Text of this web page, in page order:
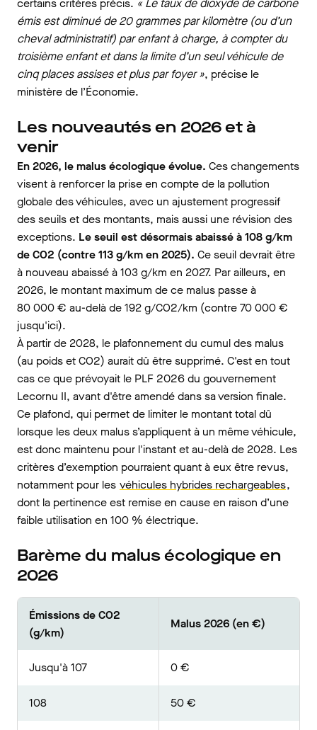
certains critères précis. « Le taux de dioxyde de carbone
émis est diminué de 20 grammes par kilomètre (ou d’un
cheval administratif) par enfant à charge, à compter du
troisième enfant et dans la limite d’un seul véhicule de
cinq places assises et plus par foyer », précise le
ministère de l’Économie.
Les nouveautés en 2026 et à
venir
En 2026, le malus écologique évolue. Ces changements
visent à renforcer la prise en compte de la pollution
globale des véhicules, avec un ajustement progressif
des seuils et des montants, mais aussi une révision des
exceptions. Le seuil est désormais abaissé à 108 g/km
de CO2 (contre 113 g/km en 2025). Ce seuil devrait être
à nouveau abaissé à 103 g/km en 2027. Par ailleurs, en
2026, le montant maximum de ce malus passe à
80 000 € au-delà de 192 g/CO2/km (contre 70 000 €
jusqu'ici).
À partir de 2028, le plafonnement du cumul des malus
(au poids et CO2) aurait dû être supprimé. C'est en tout
cas ce que prévoyait le PLF 2026 du gouvernement
Lecornu II, avant d'être amendé dans sa version finale.
Ce plafond, qui permet de limiter le montant total dû
lorsque les deux malus s’appliquent à un même véhicule,
est donc maintenu pour l'instant et au-delà de 2028. Les
critères d’exemption pourraient quant à eux être revus,
notamment pour les véhicules hybrides rechargeables,
dont la pertinence est remise en cause en raison d’une
faible utilisation en 100 % électrique.
Barème du malus écologique en
2026
Émissions de CO2
(g/km)
Malus 2026 (en €)
Jusqu'à 107 0 €
108 50 €